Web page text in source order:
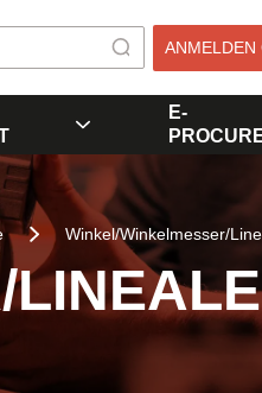
ANMELDEN
E-
Winkel/Winkelmesser/
LINEALE